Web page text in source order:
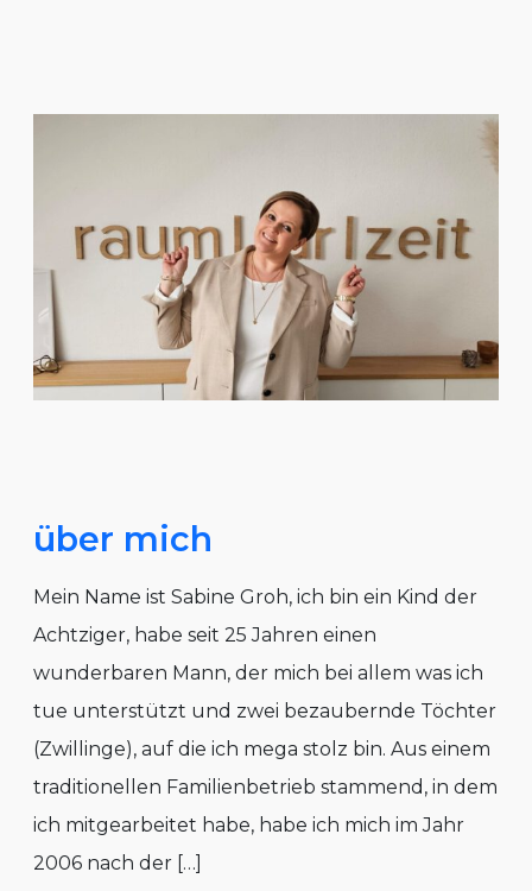
über mich
Mein Name ist Sabine Groh, ich bin ein Kind der
Achtziger, habe seit 25 Jahren einen
wunderbaren Mann, der mich bei allem was ich
tue unterstützt und zwei bezaubernde Töchter
(Zwillinge), auf die ich mega stolz bin. Aus einem
traditionellen Familienbetrieb stammend, in dem
ich mitgearbeitet habe, habe ich mich im Jahr
2006 nach der […]